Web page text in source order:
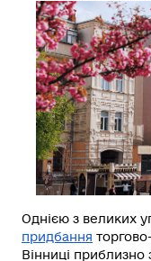
Однією з великих
придбання
Вінниці приблизно